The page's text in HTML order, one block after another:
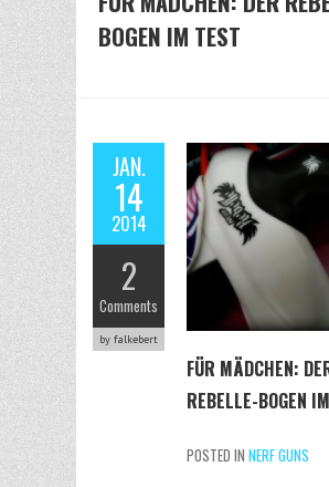
BOGEN IM TEST
JAN.
14
2014
2
Comments
by falkebert
FÜR MÄDCHEN:
REBELLE-BOGEN
POSTED IN NERF GUNS